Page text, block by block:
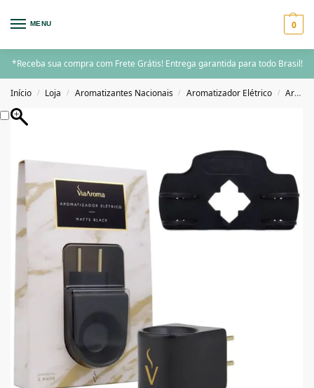
MENU 0
*Receba sua compra com Frete Grátis! Entrega garantida para todo Brasil!
Início / Loja / Aromatizantes Nacionais / Aromatizador Elétrico / Aromatizador Elétrico Individual